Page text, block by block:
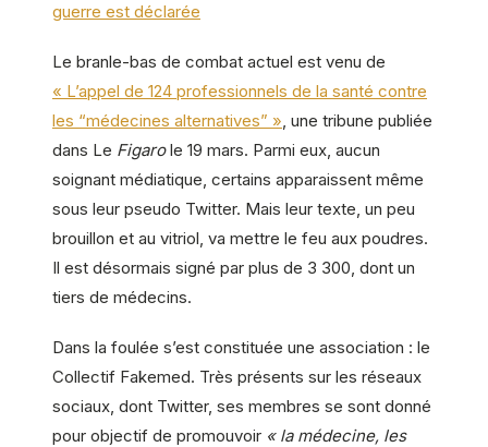
guerre est déclarée
Le branle-bas de combat actuel est venu de
« L’appel de 124 professionnels de la santé contre
les “médecines alternatives” » , une tribune publiée
dans Le Figarole 19 mars. Parmi eux, aucun
soignant médiatique, certains apparaissent même
sous leur pseudo Twitter. Mais leur texte, un peu
brouillon et au vitriol, va mettre le feu aux poudres.
Il est désormais signé par plus de 3 300, dont un
tiers de médecins.
Dans la foulée s’est constituée une association : le
Collectif Fakemed. Très présents sur les réseaux
sociaux, dont Twitter, ses membres se sont donné
pour objectif de promouvoir « la médecine, les